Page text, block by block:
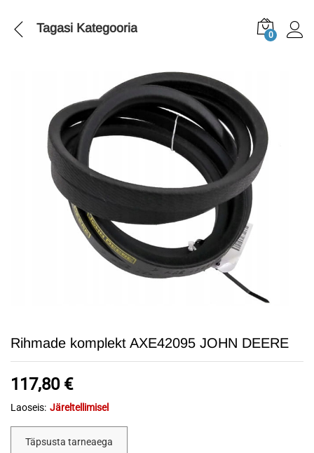
Tagasi Kategooria 0
Rihmade komplekt AXE42095 JOHN DEERE
117,80 €
Laoseis: Järeltellimisel
Täpsusta tarneaega